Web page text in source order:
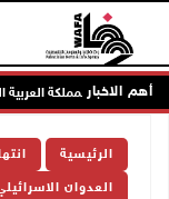
أهم الاخبار
على المملكة العربية
الرئيسية
العدوان